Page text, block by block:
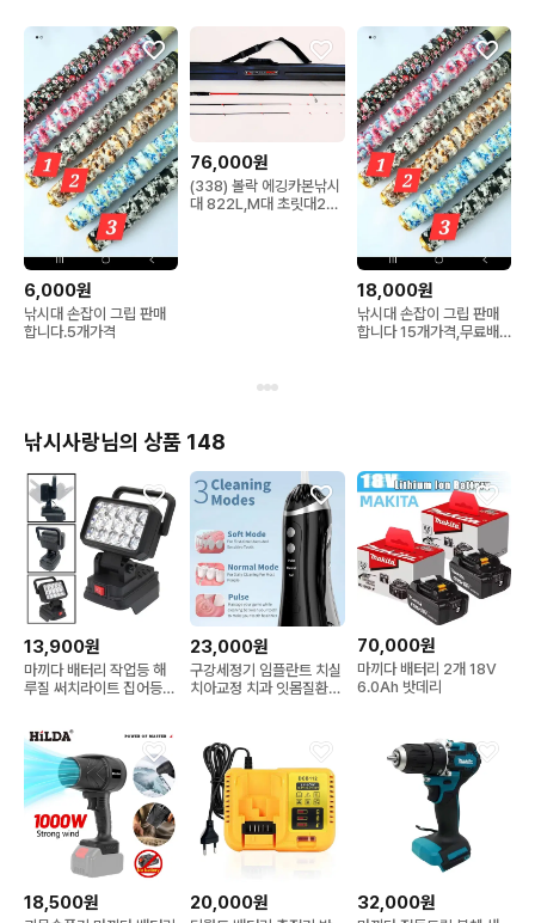
6,000원
낚시대 손잡이 그립 판매
합니다.5개가격
76,000원
(338) 볼락 에깅카본낚시
대 822L,M대 초릿대2개
18,000원
낚시대 손잡이 그립 판매
합니다 15개가격,무료배
낚시사랑님의 상품 148
13,900원
마끼다 배터리 작업등 해
루질 써치라이트 집어등
23,000원
구강세정기 임플란트 치실
치아교정 치과 잇몸질환
70,000원
마끼다 배터리 2개 18V
6.0Ah 밧데리
18,500원 20,000원 32,000원